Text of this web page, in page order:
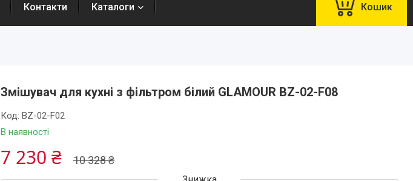
Контакти Каталоги Кошик
Змішувач для кухні з фільтром білий GLAMOUR BZ-02-F08
В наявності
Код: BZ-02-F02
10 328 ₴
7 230 ₴